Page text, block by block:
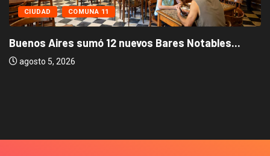
CIUDAD COMUNA 11
Buenos Aires sumó 12 nuevos Bares Notables...
agosto 5, 2026